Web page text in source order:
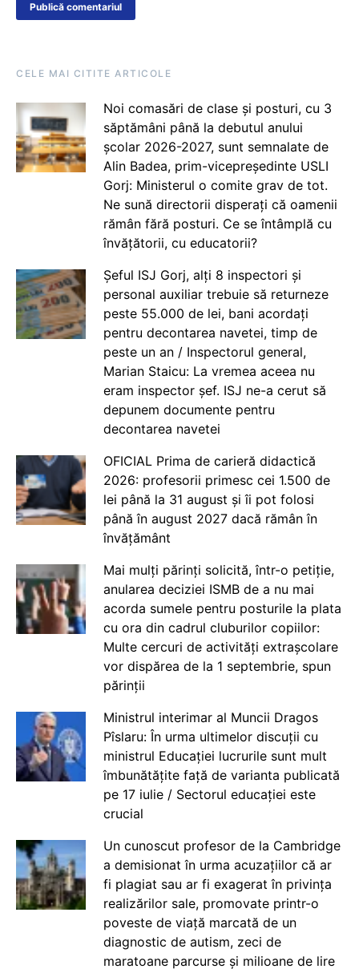
CELE MAI CITITE ARTICOLE
Noi comasări de clase și posturi, cu 3
săptămâni până la debutul anului
școlar 2026-2027, sunt semnalate de
Alin Badea, prim-vicepreședinte USLI
Gorj: Ministerul o comite grav de tot.
Ne sună directorii disperați că oamenii
rămân fără posturi. Ce se întâmplă cu
învățătorii, cu educatorii?
Șeful ISJ Gorj, alți 8 inspectori și
personal auxiliar trebuie să returneze
peste 55.000 de lei, bani acordați
pentru decontarea navetei, timp de
peste un an / Inspectorul general,
Marian Staicu: La vremea aceea nu
eram inspector șef. ISJ ne-a cerut să
depunem documente pentru
decontarea navetei
OFICIAL Prima de carieră didactică
2026: profesorii primesc cei 1.500 de
lei până la 31 august și îi pot folosi
până în august 2027 dacă rămân în
învățământ
Mai mulți părinți solicită, într-o petiție,
anularea deciziei ISMB de a nu mai
acorda sumele pentru posturile la plata
cu ora din cadrul cluburilor copiilor:
Multe cercuri de activități extrașcolare
vor dispărea de la 1 septembrie, spun
părinții
Ministrul interimar al Muncii Dragos
Pîslaru: În urma ultimelor discuții cu
ministrul Educației lucrurile sunt mult
îmbunătățite față de varianta publicată
pe 17 iulie / Sectorul educației este
crucial
Un cunoscut profesor de la Cambridge
a demisionat în urma acuzațiilor că ar
fi plagiat sau ar fi exagerat în privința
realizărilor sale, promovate printr-o
poveste de viață marcată de un
diagnostic de autism, zeci de
maratoane parcurse și milioane de lire